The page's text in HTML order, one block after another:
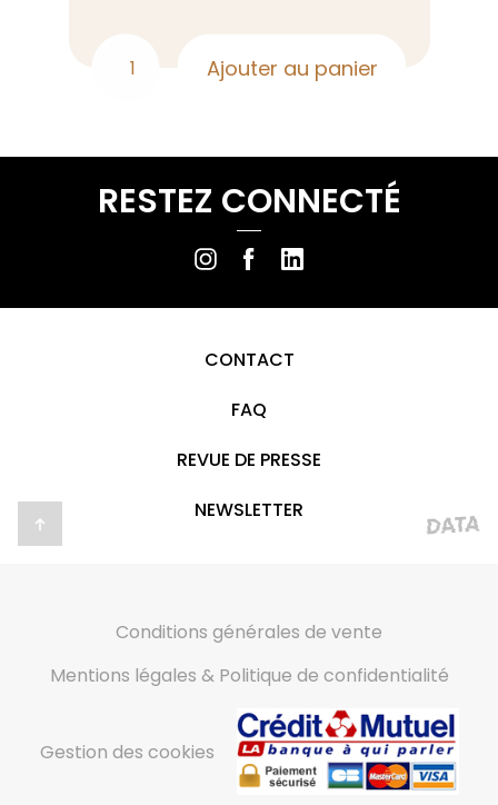
quantité
Café
Bredele
Senseo®
Ajouter au panier
RESTEZ CONNECTÉ
CONTACT
FAQ
REVUE DE PRESSE
NEWSLETTER
Conditions générales de vente
Mentions légales & Politique de confidentialité
Gestion des cookies